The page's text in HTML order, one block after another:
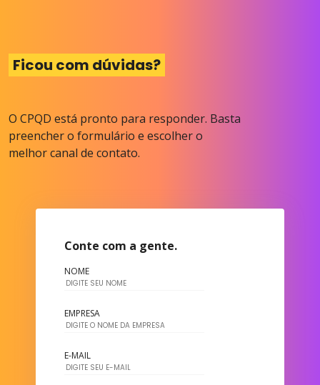
Ficou com dúvidas?
O CPQD está pronto para responder. Basta
preencher o formulário e escolher o
melhor canal de contato.
Conte com a gente.
NOME
EMPRESA
E-MAIL